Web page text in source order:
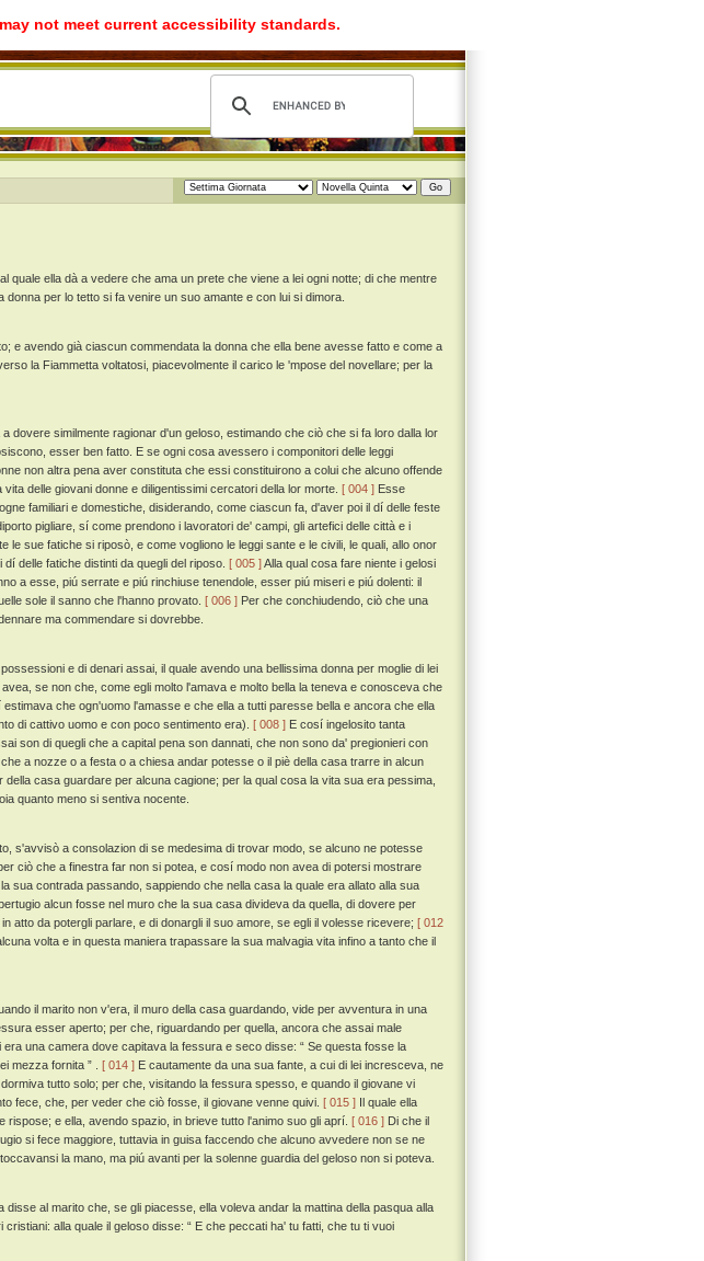
not meet current accessibility standards.
quale ella dà a vedere che ama un prete che viene a lei ogni notte; di che mentre
per lo tetto si fa venire un suo amante e con lui si dimora.
e avendo già ciascun commendata la donna che ella bene avesse fatto e come a
la Fiammetta voltatosi, piacevolmente il carico le 'mpose del novellare; per la
dovere similmente ragionar d'un geloso, estimando che ciò che si fa loro dalla lor
esser ben fatto. E se ogni cosa avessero i componitori delle leggi
non altra pena aver constituta che essi constituirono a colui che alcuno offende
delle giovani donne e diligentissimi cercatori della lor morte. [ 004 ] Esse
familiari e domestiche, disiderando, come ciascun fa, d'aver poi il dí delle feste
pigliare, sí come prendono i lavoratori de' campi, gli artefici delle città e i
le sue fatiche si riposò, e come vogliono le leggi sante e le civili, le quali, allo onor
delle fatiche distinti da quegli del riposo. [ 005 ]Alla qual cosa fare niente i gelosi
a esse, piú serrate e piú rinchiuse tenendole, esser piú miseri e piú dolenti: il
sole il sanno che l'hanno provato. [ 006 ] Per che conchiudendo, ciò che una
ma commendare si dovrebbe.
e di denari assai, il quale avendo una bellissima donna per moglie di lei
se non che, come egli molto l'amava e molto bella la teneva e conosceva che
che ogn'uomo l'amasse e che ella a tutti paresse bella e ancora che ella
di cattivo uomo e con poco sentimento era). [ 008 ] E cosí ingelosito tanta
son di quegli che a capital pena son dannati, che non sono da' pregionieri con
a nozze o a festa o a chiesa andar potesse o il piè della casa trarre in alcun
casa guardare per alcuna cagione; per la qual cosa la vita sua era pessima,
quanto meno si sentiva nocente.
s'avvisò a consolazion di se medesima di trovar modo, se alcuno ne potesse
ciò che a finestra far non si potea, e cosí modo non avea di potersi mostrare
sua contrada passando, sappiendo che nella casa la quale era allato alla sua
alcun fosse nel muro che la sua casa divideva da quella, di dovere per
atto da potergli parlare, e di donargli il suo amore, se egli il volesse ricevere; [ 012
volta e in questa maniera trapassare la sua malvagia vita infino a tanto che il
il marito non v'era, il muro della casa guardando, vide per avventura in una
esser aperto; per che, riguardando per quella, ancora che assai male
una camera dove capitava la fessura e seco disse: “ Se questa fosse la
mezza fornita ” . [ 014 ] E cautamente da una sua fante, a cui di lei incresceva, ne
tutto solo; per che, visitando la fessura spesso, e quando il giovane vi
fece, che, per veder che ciò fosse, il giovane venne quivi. [ 015 ] Il quale ella
e ella, avendo spazio, in brieve tutto l'animo suo gli aprí. [ 016 ] Di che il
si fece maggiore, tuttavia in guisa faccendo che alcuno avvedere non se ne
la mano, ma piú avanti per la solenne guardia del geloso non si poteva.
al marito che, se gli piacesse, ella voleva andar la mattina della pasqua alla
alla quale il geloso disse: “ E che peccati ha' tu fatti, che tu ti vuoi